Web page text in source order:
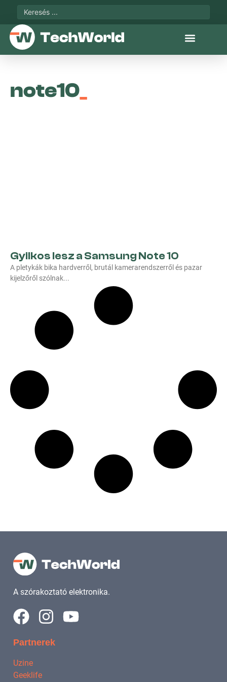
note10
Gyilkos lesz a Samsung Note 10
A pletykák bika hardverről, brutál kamerarendszerről és pazar
kijelzőről szólnak
A szórakoztató elektronika.
Partnerek
Uzine
Geeklife